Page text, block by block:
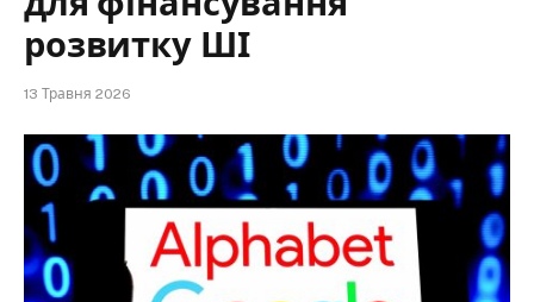
розвитку ШІ
13 Травня 2026